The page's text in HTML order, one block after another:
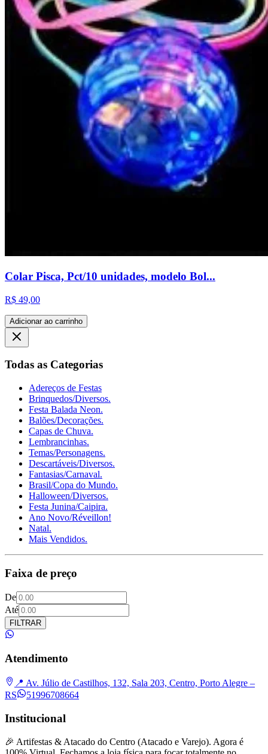
Colar Pisca, Pct/10 unidades, modelo Bol...
R$ 49,00
Adicionar ao carrinho
Todas as Categorias
Adereços de Festas
Brinquedos/Diversos.
Festa Balada Neon.
Balões/Decorações.
Capas de Chuva.
Lembrancinhas.
Temas/Personagens.
Descartáveis/Diversos.
Fantasias/Carnaval.
Brasil/Copa do Mundo.
Halloween/Diversos.
Festa Junina/Caipira.
Ano Novo/Réveillon!
Natal.
Mais Vendidos.
Faixa de preço
De
Até
FILTRAR
Atendimento
📍 Av. Júlio de Castilhos, 132, Sala 203, Centro, Porto Alegre –
RS
51996708664
Institucional
🎉 Artifestas & Atacado do Centro (Atacado e Varejo). Agora é